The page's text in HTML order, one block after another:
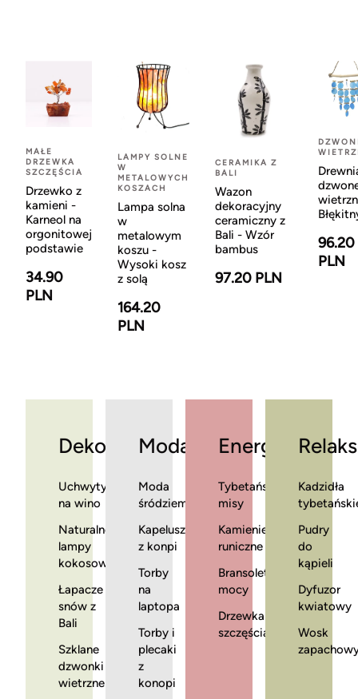
MAŁE
DRZEWKA
SZCZĘŚCIA
Drzewko z
kamieni -
Karneol na
orgonitowej
podstawie
34.90
PLN
LAMPY SOLNE
W
METALOWYCH
KOSZACH
Lampa solna
w
metalowym
koszu -
Wysoki kosz
z solą
164.20
PLN
CERAMIKA Z
BALI
Wazon
dekoracyjny
ceramiczny z
Bali - Wzór
bambus
97.20 PLN
96.20
PLN
Dekoracje
Uchwyty
na wino
Naturalne
lampy
kokosowe
Łapacze
snów z
Bali
Szklane
dzwonki
wietrzne
Moda
Moda
śródziemnomorska
Kapelusze
z konpi
Torby
na
laptopa
Torby i
plecaki
z
konopi
Energia
Tybetańskie
misy
Kamienie
runiczne
Bransoletki
mocy
Drzewka
szczęścia
Relaks
Kadzidła
Pudry
do
kąpieli
Dyfuzor
kwiatowy
Wosk